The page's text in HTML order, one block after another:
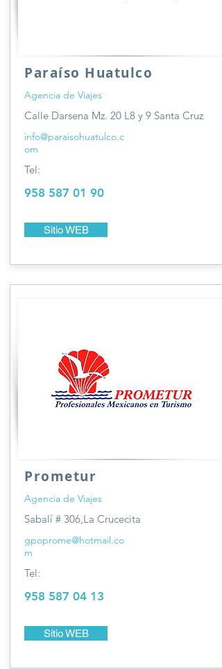
Paraíso Huatulco
Agencia de Viajes
Calle Darsena Mz. 20 L8 y 9 Santa Cruz
info@paraisohuatulco.c
om
Tel:
958 587 01 90
Sitio WEB
Prometur
Agencia de Viajes
Sabalí # 306,La Crucecita
gpoprome@hotmail.co
m
Tel:
958 587 04 13
Sitio WEB